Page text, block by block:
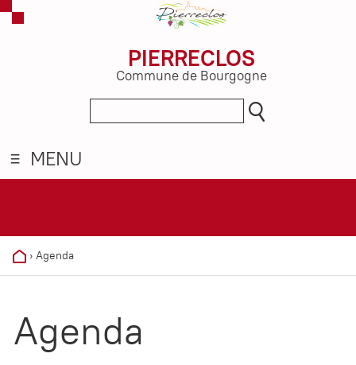
PIERRECLOS
Commune de Bourgogne
MENU
› Agenda
Agenda